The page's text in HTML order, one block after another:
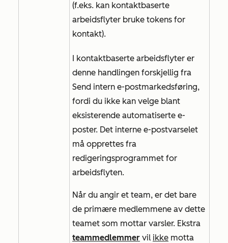
(f.eks. kan kontaktbaserte
arbeidsflyter bruke tokens for
kontakt).
I kontaktbaserte arbeidsflyter er
denne handlingen forskjellig fra
Send intern e-postmarkedsføring,
fordi du ikke kan velge blant
eksisterende automatiserte e-
poster. Det interne e-postvarselet
må opprettes fra
redigeringsprogrammet for
arbeidsflyten.
Når du angir et team, er det bare
de primære medlemmene av dette
teamet som mottar varsler. Ekstra
teammedlemmer vil ikke motta